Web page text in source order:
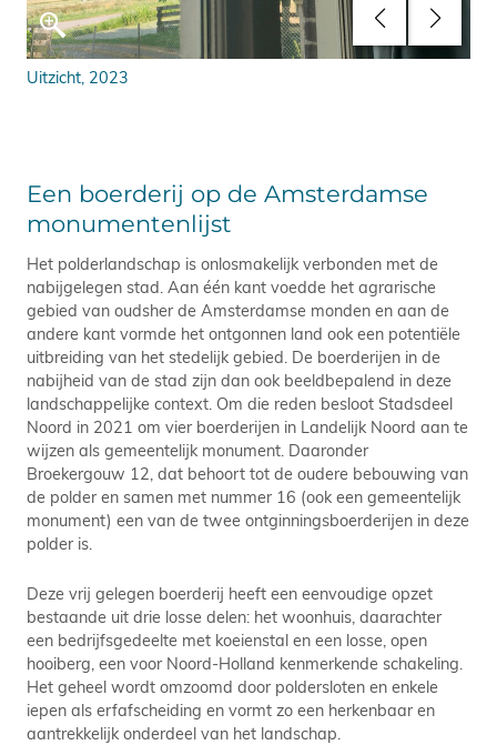
Uitzicht, 2023
Een boerderij op de Amsterdamse
monumentenlijst
Het polderlandschap is onlosmakelijk verbonden met de
nabijgelegen stad. Aan één kant voedde het agrarische
gebied van oudsher de Amsterdamse monden en aan de
andere kant vormde het ontgonnen land ook een potentiële
uitbreiding van het stedelijk gebied. De boerderijen in de
nabijheid van de stad zijn dan ook beeldbepalend in deze
landschappelijke context. Om die reden besloot Stadsdeel
Noord in 2021 om vier boerderijen in Landelijk Noord aan te
wijzen als gemeentelijk monument. Daaronder
Broekergouw 12, dat behoort tot de oudere bebouwing van
de polder en samen met nummer 16 (ook een gemeentelijk
monument) een van de twee ontginningsboerderijen in deze
polder is.
Deze vrij gelegen boerderij heeft een eenvoudige opzet
bestaande uit drie losse delen: het woonhuis, daarachter
een bedrijfsgedeelte met koeienstal en een losse, open
hooiberg, een voor Noord-Holland kenmerkende schakeling.
Het geheel wordt omzoomd door poldersloten en enkele
iepen als erfafscheiding en vormt zo een herkenbaar en
aantrekkelijk onderdeel van het landschap.